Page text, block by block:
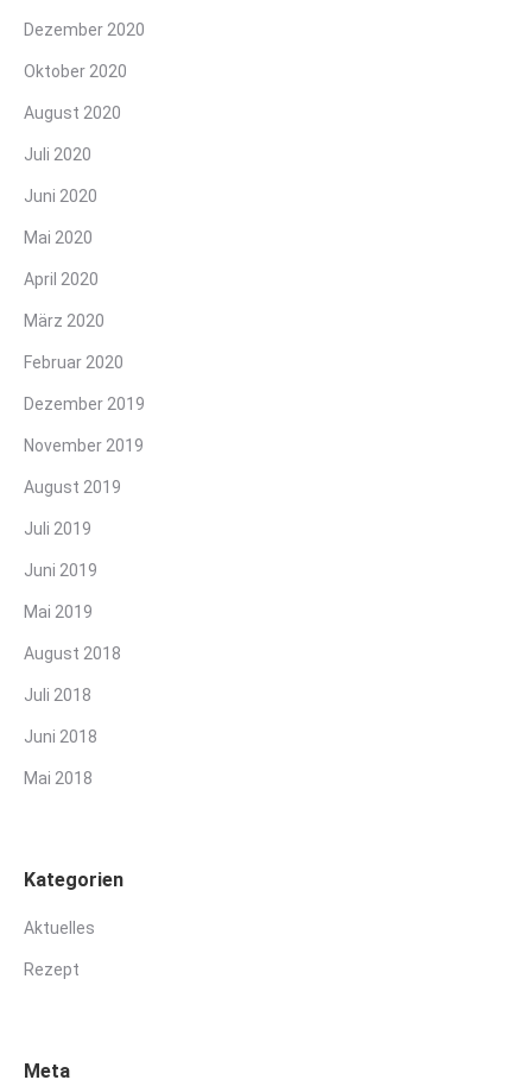
Dezember 2020
Oktober 2020
August 2020
Juli 2020
Juni 2020
Mai 2020
April 2020
März 2020
Februar 2020
Dezember 2019
November 2019
August 2019
Juli 2019
Juni 2019
Mai 2019
August 2018
Juli 2018
Juni 2018
Mai 2018
Kategorien
Aktuelles
Rezept
Meta